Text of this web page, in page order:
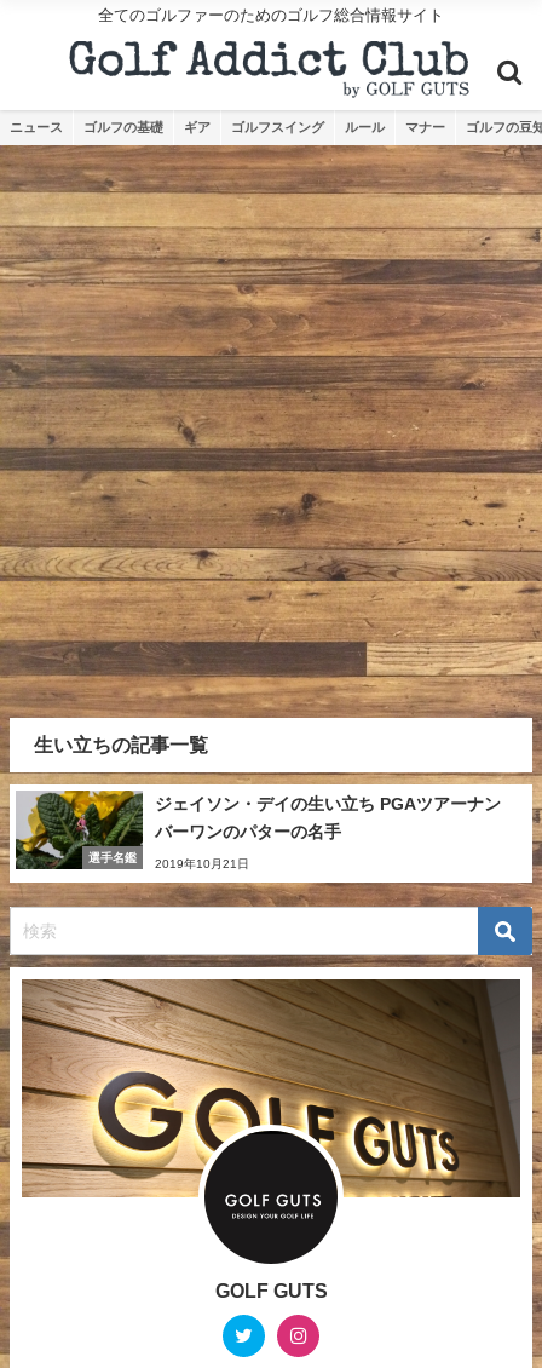
全てのゴルファーのためのゴルフ総合情報サイト
ニュース ゴルフの基礎 ギア ゴルフスイング ルール マナー ゴルフの豆
生い立ちの記事一覧
選手名鑑
ジェイソン・デイの生い立ち PGAツアーナン
バーワンのパターの名手
2019年10月21日
GOLF GUTS